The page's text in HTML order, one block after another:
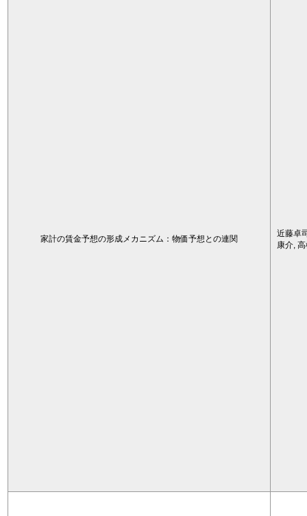
家計の賃金予想の形成メカニズム：物価予想との連関
近藤卓
康介,